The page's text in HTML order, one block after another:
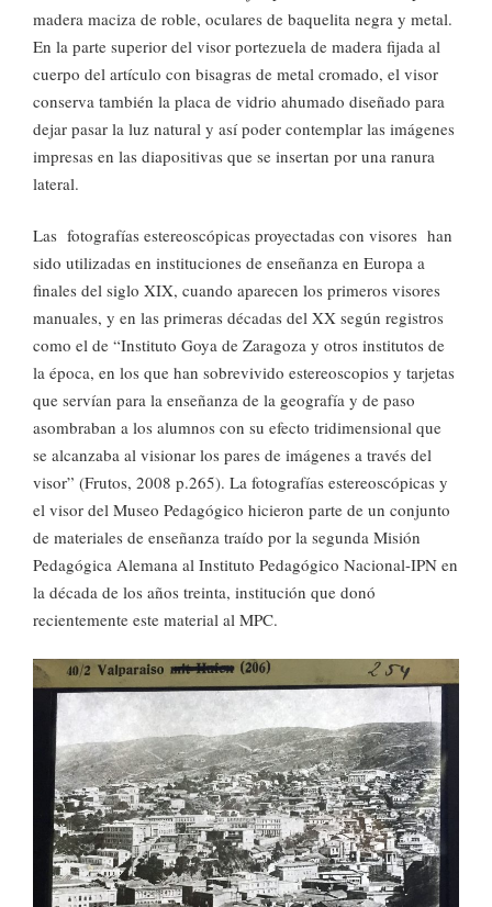
madera maciza de roble, oculares de baquelita negra y metal.
En la parte superior del visor portezuela de madera fijada al
cuerpo del artículo con bisagras de metal cromado, el visor
conserva también la placa de vidrio ahumado diseñado para
dejar pasar la luz natural y así poder contemplar las imágenes
impresas en las diapositivas que se insertan por una ranura
lateral.
Las fotografías estereoscópicas proyectadas con visores han
sido utilizadas en instituciones de enseñanza en Europa a
finales del siglo XIX, cuando aparecen los primeros visores
manuales, y en las primeras décadas del XX según registros
como el de “Instituto Goya de Zaragoza y otros institutos de
la época, en los que han sobrevivido estereoscopios y tarjetas
que servían para la enseñanza de la geografía y de paso
asombraban a los alumnos con su efecto tridimensional que
se alcanzaba al visionar los pares de imágenes a través del
visor” (Frutos, 2008 p.265). La fotografías estereoscópicas y
el visor del Museo Pedagógico hicieron parte de un conjunto
de materiales de enseñanza traído por la segunda Misión
Pedagógica Alemana al Instituto Pedagógico Nacional-IPN en
la década de los años treinta, institución que donó
recientemente este material al MPC.